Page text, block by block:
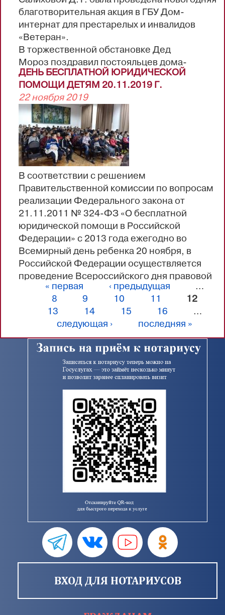
благотворительная акция в ГБУ Дом-
интернат для престарелых и инвалидов
«Ветеран».
В торжественной обстановке Дед
Мороз поздравил постояльцев дома-
интерната с наступающим Новым годом, а
также со своей танцевальной программой
выступил детский хореографический
ансамбль «Геба».
Завершилась благотворительная акция
вручением новогодних подарков.
ДЕНЬ БЕСПЛАТНОЙ ЮРИДИЧЕСКОЙ
ПОМОЩИ ДЕТЯМ 20.11.2019 Г.
22 ноября 2019
В соответствии с решением
Правительственной комиссии по вопросам
реализации Федерального закона от
21.11.2011 № 324-ФЗ «О бесплатной
юридической помощи в Российской
Федерации» с 2013 года ежегодно во
Всемирный день ребенка 20 ноября, в
Российской Федерации осуществляется
проведение Всероссийского дня правовой
помощи детям.
Нотариальная палата Республики Дагестан
приняла участие проводимых в
республике мероприятиях, посвященных
Дню правовой помощи детям, имеющие
своей целью оказание квалифицированной
юридической помощи наиболее социально
не защищенной категории граждан. В
тридцати нотариальных...
Страницы
« первая ‹ предыдущая
…
8
9 10 11
12
13
14 15 16
…
следующая ›
последняя »
ВХОД ДЛЯ НОТАРИУСОВ